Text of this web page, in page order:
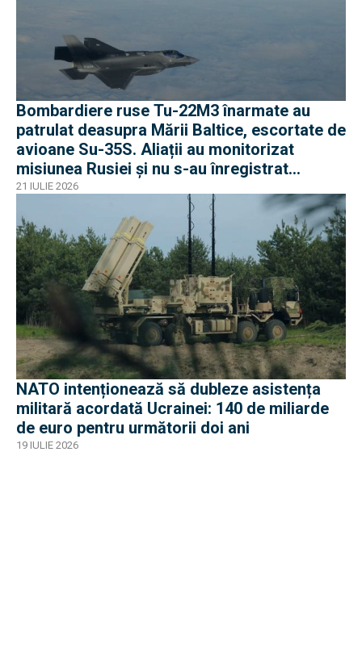
Bombardiere ruse Tu-22M3 înarmate au
patrulat deasupra Mării Baltice, escortate de
avioane Su-35S. Aliații au monitorizat
misiunea Rusiei și nu s-au înregistrat
incidente
21 IULIE 2026
NATO intenționează să dubleze asistența
militară acordată Ucrainei: 140 de miliarde
de euro pentru următorii doi ani
19 IULIE 2026